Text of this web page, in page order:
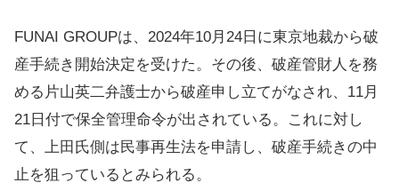
FUNAI GROUPは、2024年10月24日に東京地裁から破
産手続き開始決定を受けた。その後、破産管財人を務
める片山英二弁護士から破産申し立てがなされ、11月
21日付で保全管理命令が出されている。これに対し
て、上田氏側は民事再生法を申請し、破産手続きの中
止を狙っているとみられる。